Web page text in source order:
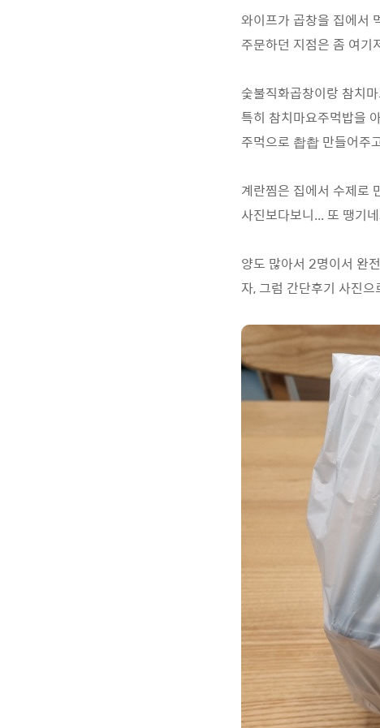
와이프가 곱창을 집에서
주문하던 지점은 좀 여기
숯불직화곱창이랑 참치
특히 참치마요주먹밥을
주먹으로 촵촵 만들어주
계란찜은 집에서 수제로
사진보다보니... 또 땡기
양도 많아서 2명이서 완
자, 그럼 간단후기 사진